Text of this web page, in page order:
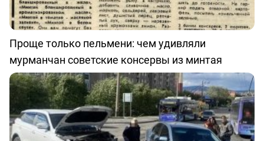
Проще только пельмени: чем удивляли
мурманчан советские консервы из минтая